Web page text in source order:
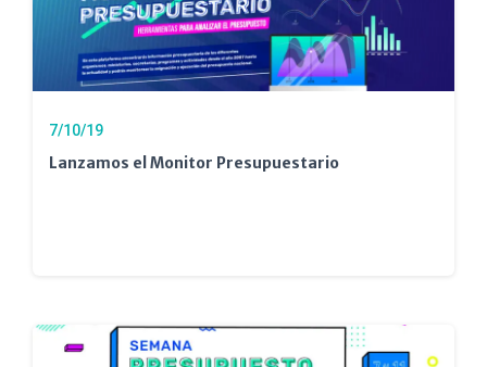
7/10/19
Lanzamos el Monitor Presupuestario